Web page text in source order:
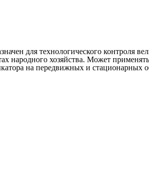
для технологического контроля
хозяйства. Может
на передвижных и стационарных